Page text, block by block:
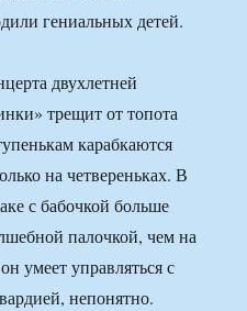
гениальных детей.
двухлетней
трещит от топота
карабкаются
на четвереньках. В
с бабочкой больше
палочкой, чем на
умеет управляться с
непонятно.